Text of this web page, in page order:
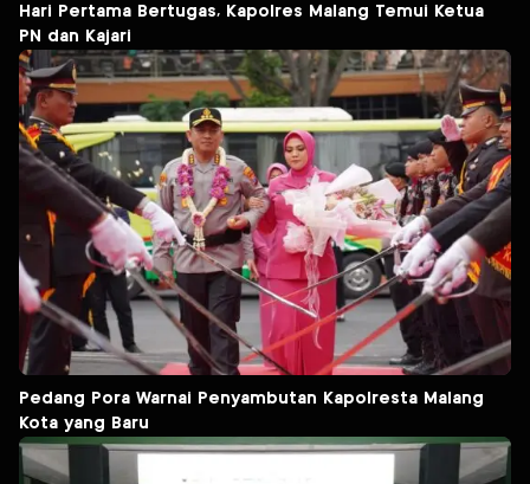
Hari Pertama Bertugas, Kapolres Malang Temui Ketua
PN dan Kajari
Pedang Pora Warnai Penyambutan Kapolresta Malang
Kota yang Baru